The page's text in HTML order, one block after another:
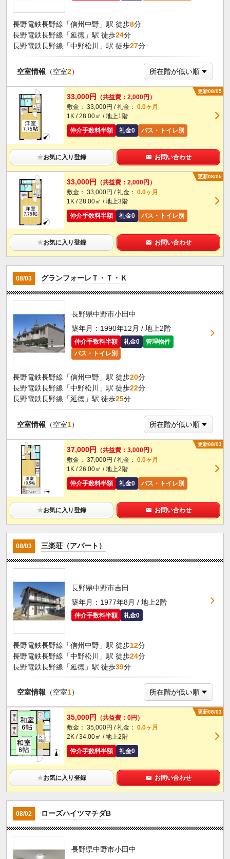
長野電鉄長野線「信州中野」駅 徒歩8分
長野電鉄長野線「延徳」駅 徒歩24分
長野電鉄長野線「中野松川」駅 徒歩27分
空室情報 （空室2）
更新08/05
33,000円
（共益費：2,000円）
敷金： 33,000円 / 礼金： 0.0ヶ月
1K / 28.00㎡ / 地上1階
仲介手数料半額
礼金0 バス・トイレ別
★お気に入り登録 お問い合わせ
更新08/05
33,000円
（共益費：2,000円）
敷金： 33,000円 / 礼金： 0.0ヶ月
1K / 28.00㎡ / 地上3階
仲介手数料半額
礼金0 バス・トイレ別
★お気に入り登録 お問い合わせ
08/03 グランフォーレＴ・Ｔ・Ｋ
長野県中野市小田中
築年月：1990年12月 / 地上2階
仲介手数料半額 礼金0
管理物件
バス・トイレ別
長野電鉄長野線「信州中野」駅 徒歩20分
長野電鉄長野線「中野松川」駅 徒歩22分
長野電鉄長野線「延徳」駅 徒歩25分
空室情報 （空室1）
更新08/03
37,000円
（共益費：3,000円）
敷金： 37,000円 / 礼金： 0.0ヶ月
1K / 26.00㎡ / 地上2階
仲介手数料半額
礼金0 バス・トイレ別
★お気に入り登録 お問い合わせ
08/03 三楽荘（アパート）
長野県中野市吉田
築年月：1977年8月 / 地上2階
仲介手数料半額 礼金0
長野電鉄長野線「信州中野」駅 徒歩12分
長野電鉄長野線「中野松川」駅 徒歩24分
長野電鉄長野線「延徳」駅 徒歩39分
空室情報 （空室1）
更新08/03
35,000円
（共益費：0円）
敷金： 35,000円 / 礼金： 0.0ヶ月
2K / 34.00㎡ / 地上2階
仲介手数料半額
礼金0
★お気に入り登録 お問い合わせ
08/02 ローズハイツマチダB
長野県中野市小田中